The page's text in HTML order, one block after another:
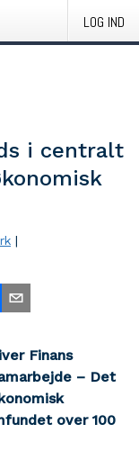
LOG IND
i centralt
|
Finans
– Det
over 100